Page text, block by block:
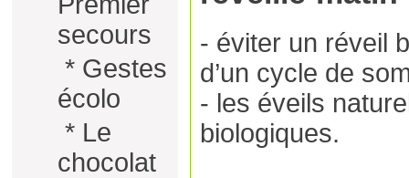
secours
* Gestes
écolo
* Le
chocolat
- éviter un réveil
d’un cycle de
- les éveils
biologiques.